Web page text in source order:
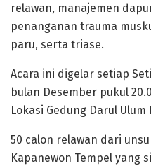
relawan, manajemen
penanganan trauma
paru, serta triase.
Acara ini digelar setiap
bulan Desember pukul
Lokasi Gedung Darul
50 calon relawan dari
Kapanewon Tempel yang